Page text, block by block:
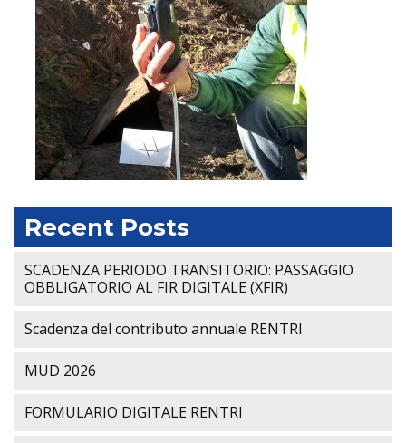
Recent Posts
SCADENZA PERIODO TRANSITORIO: PASSAGGIO
OBBLIGATORIO AL FIR DIGITALE (XFIR)
Scadenza del contributo annuale RENTRI
MUD 2026
FORMULARIO DIGITALE RENTRI